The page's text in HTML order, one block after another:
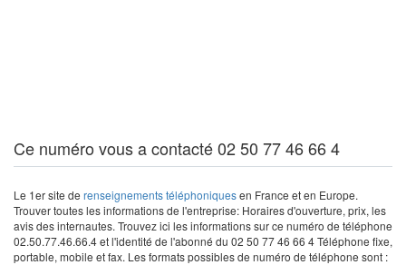
Ce numéro vous a contacté 02 50 77 46 66 4
Le 1er site de renseignements téléphoniquesen France et en Europe.
Trouver toutes les informations de l'entreprise: Horaires d'ouverture, prix, les
avis des internautes. Trouvez ici les informations sur ce numéro de téléphone
02.50.77.46.66.4 et l'identité de l'abonné du 02 50 77 46 66 4 Téléphone fixe,
portable, mobile et fax. Les formats possibles de numéro de téléphone sont :